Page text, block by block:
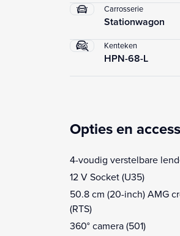
Carrosserie
Stationwagon
Kenteken
HPN-68-L
Opties en
4-voudig verstelbare
12 V Socket (U35)
50.8 cm (20-inch) AMG
(RTS)
360° camera (501)